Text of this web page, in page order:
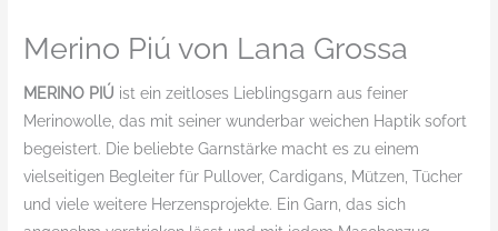
Merino Piú von Lana Grossa
MERINO PIÚ ist ein zeitloses Lieblingsgarn aus feiner
Merinowolle, das mit seiner wunderbar weichen Haptik sofort
begeistert. Die beliebte Garnstärke macht es zu einem
vielseitigen Begleiter für Pullover, Cardigans, Mützen, Tücher
und viele weitere Herzensprojekte. Ein Garn, das sich